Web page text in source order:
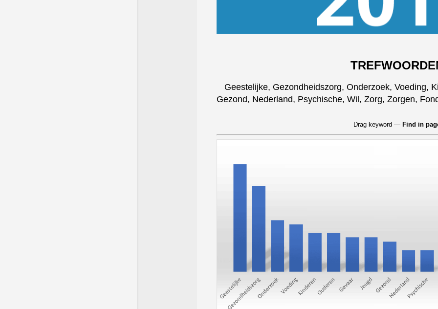
Geestelijke, Gezondheidszorg, Onderzoek, Voeding,
Gezond, Nederland, Psychische, Wil, Zorg, Zorgen,
Drag keyword — Find in